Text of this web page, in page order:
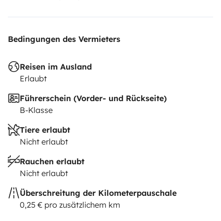
station).
Bedingungen des Vermieters
Reisen im Ausland
Erlaubt
Führerschein (Vorder- und Rückseite)
B-Klasse
Tiere erlaubt
Nicht erlaubt
Rauchen erlaubt
Nicht erlaubt
Überschreitung der Kilometerpauschale
0,25 € pro zusätzlichem km